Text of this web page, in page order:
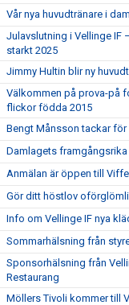
Vår nya huvudtränare i
Julavslutning i Vellinge IF
starkt 2025
Jimmy Hultin blir ny
Välkommen på prova-på
flickor födda 2015
Bengt Månsson tackar för
Damlagets
Anmälan är öppen till
Gör ditt höstlov
Info om Vellinge IF nya
Sommarhälsning från
Sponsorhälsning från
Restaurang
Möllers Tivoli kommer till